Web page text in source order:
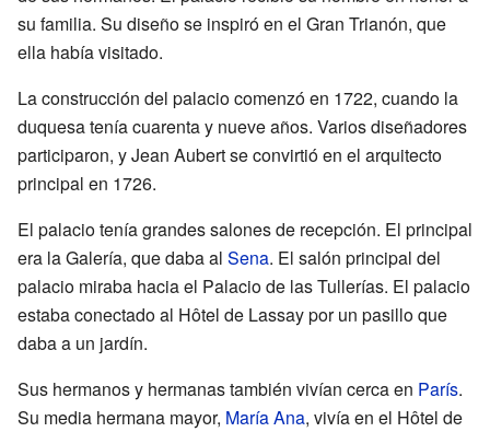
su familia. Su diseño se inspiró en el Gran Trianón, que
ella había visitado.
La construcción del palacio comenzó en 1722, cuando la
duquesa tenía cuarenta y nueve años. Varios diseñadores
participaron, y Jean Aubert se convirtió en el arquitecto
principal en 1726.
El palacio tenía grandes salones de recepción. El principal
era la Galería, que daba al Sena. El salón principal del
palacio miraba hacia el Palacio de las Tullerías. El palacio
estaba conectado al Hôtel de Lassay por un pasillo que
daba a un jardín.
Sus hermanos y hermanas también vivían cerca en París.
Su media hermana mayor, María Ana, vivía en el Hôtel de